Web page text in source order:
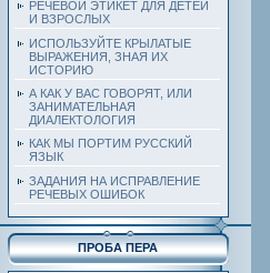
РЕЧЕВОЙ ЭТИКЕТ ДЛЯ ДЕТЕЙ
И ВЗРОСЛЫХ
ИСПОЛЬЗУЙТЕ КРЫЛАТЫЕ
ВЫРАЖЕНИЯ, ЗНАЯ ИХ
ИСТОРИЮ
А КАК У ВАС ГОВОРЯТ, ИЛИ
ЗАНИМАТЕЛЬНАЯ
ДИАЛЕКТОЛОГИЯ
КАК МЫ ПОРТИМ РУССКИЙ
ЯЗЫК
ЗАДАНИЯ НА ИСПРАВЛЕНИЕ
РЕЧЕВЫХ ОШИБОК
ПРОБА ПЕРА